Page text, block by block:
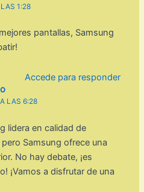
1:28
pantallas, Samsung
Accede para responder
LAS 6:28
lidera en calidad de
Samsung ofrece una
No hay debate, ¡es
¡Vamos a disfrutar de una